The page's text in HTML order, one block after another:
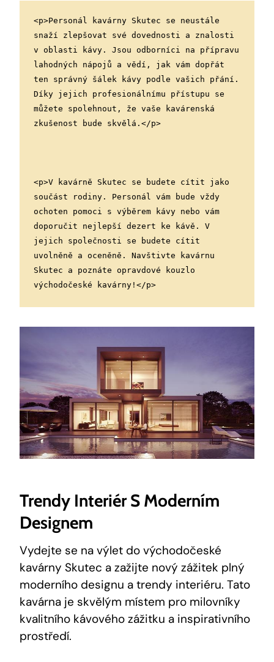
<p>Personál kavárny Skutec se neustále
snaží zlepšovat své dovednosti a znalosti
v oblasti kávy. Jsou odborníci na přípravu
lahodných nápojů a vědí, jak vám dopřát
ten správný šálek kávy podle vašich přání.
Díky jejich profesionálnímu přístupu se
můžete spolehnout, že vaše kavárenská
zkušenost bude skvělá.</p>
<p>V kavárně Skutec se budete cítit jako
součást rodiny. Personál vám bude vždy
ochoten pomoci s výběrem kávy nebo vám
doporučit nejlepší dezert ke kávě. V
jejich společnosti se budete cítit
uvolněně a oceněně. Navštivte kavárnu
Skutec a poznáte opravdové kouzlo
východočeské kavárny!</p>
Trendy Interiér S Moderním
Designem
Vydejte se na výlet do východočeské
kavárny Skutec a zažijte nový zážitek plný
moderního designu a trendy interiéru. Tato
kavárna je skvělým místem pro milovníky
kvalitního kávového zážitku a inspirativního
prostředí.